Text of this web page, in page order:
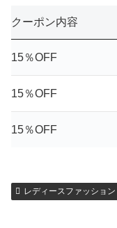
クーポン内容
15％OFF
15％OFF
15％OFF
レディースファッション